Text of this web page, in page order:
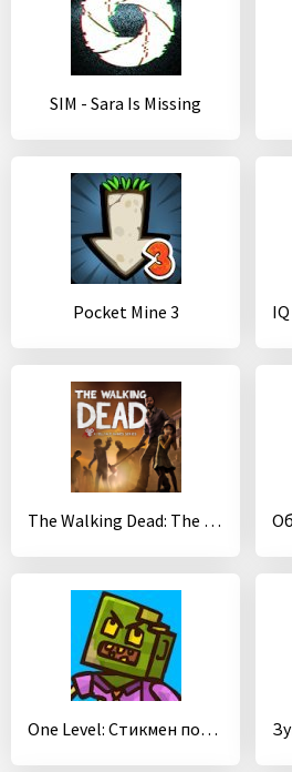
SIM - Sara Is Missing
Pocket Mine 3
The Walking Dead: The Final Season
One Level: Стикмен побег из тюрьмы